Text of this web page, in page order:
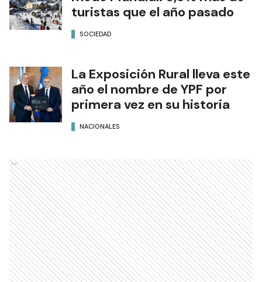
turistas que el año pasado
SOCIEDAD
La Exposición Rural lleva este
año el nombre de YPF por
primera vez en su historia
NACIONALES
Ads